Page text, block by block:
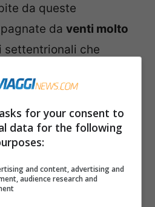
da queste
da venti molto
settentrionali che
l’atmosfera
for your consent to
data for the following
and content, advertising and
audience research and